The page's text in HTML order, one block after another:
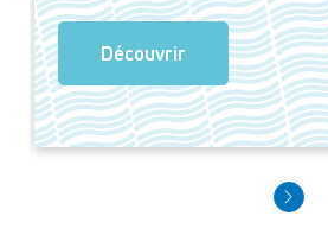
Découvrir